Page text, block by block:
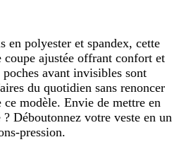
en polyester et spandex, cette
coupe ajustée offrant confort et
avant invisibles sont
du quotidien sans renoncer
modèle. Envie de mettre en
Déboutonnez votre veste en un
pression.